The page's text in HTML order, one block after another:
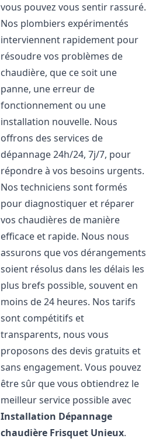
vous pouvez vous sentir rassuré.
Nos plombiers expérimentés
interviennent rapidement pour
résoudre vos problèmes de
chaudière, que ce soit une
panne, une erreur de
fonctionnement ou une
installation nouvelle. Nous
offrons des services de
dépannage 24h/24, 7j/7, pour
répondre à vos besoins urgents.
Nos techniciens sont formés
pour diagnostiquer et réparer
vos chaudières de manière
efficace et rapide. Nous nous
assurons que vos dérangements
soient résolus dans les délais les
plus brefs possible, souvent en
moins de 24 heures. Nos tarifs
sont compétitifs et
transparents, nous vous
proposons des devis gratuits et
sans engagement. Vous pouvez
être sûr que vous obtiendrez le
meilleur service possible avec
Installation Dépannage
chaudière Frisquet Unieux.